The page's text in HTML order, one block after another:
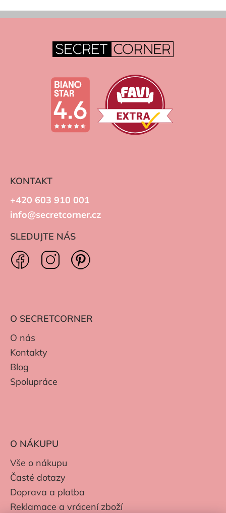
KONTAKT
+420 603 910 001
info@secretcorner.cz
SLEDUJTE NÁS
O SECRETCORNER
O nás
Kontakty
Blog
Spolupráce
O NÁKUPU
Vše o nákupu
Časté dotazy
Doprava a platba
Reklamace a vrácení zboží